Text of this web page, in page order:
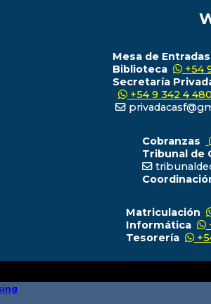
Mesa de Entradas
Biblioteca
+54
Secretaría
+54 9 342 4
Cobranzas
Tribunal de
Matriculación
Informática
Tesorería